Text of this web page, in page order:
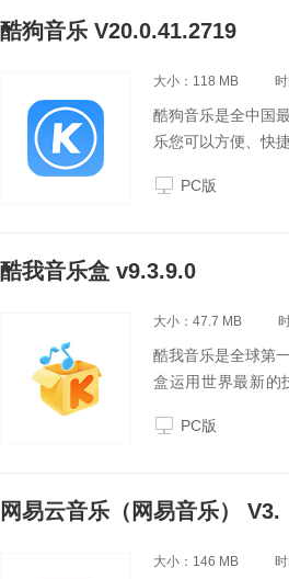
酷狗音乐 V20.0.41.2719
大小：118 MB
酷狗音乐是全中国
乐您可以方便、快
PC版
酷我音乐盒 v9.3.9.0
大小：47.7 MB
酷我音乐是全球第
盒运用世界最新的
PC版
网易云音乐（网易音乐） V3.
大小：146 MB